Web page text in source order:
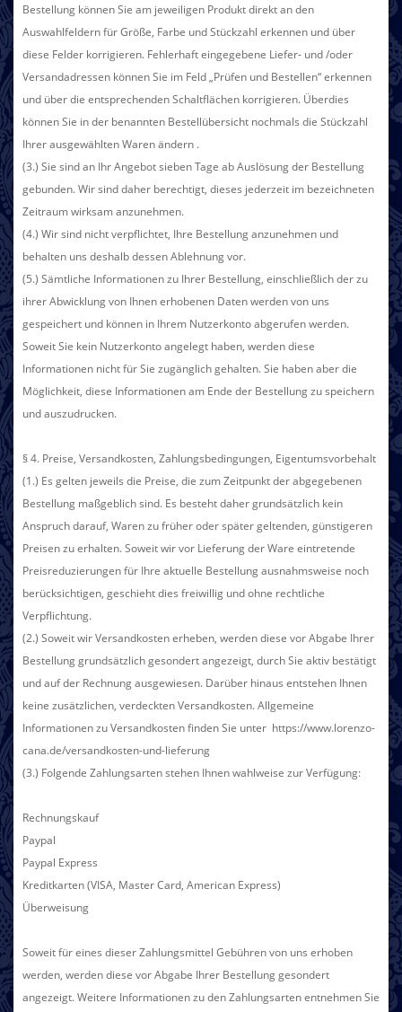
Bestellung können Sie am jeweiligen Produkt direkt an den
Auswahlfeldern für Größe, Farbe und Stückzahl erkennen und über
diese Felder korrigieren. Fehlerhaft eingegebene Liefer- und /oder
Versandadressen können Sie im Feld „Prüfen und Bestellen“ erkennen
und über die entsprechenden Schaltflächen korrigieren. Überdies
können Sie in der benannten Bestellübersicht nochmals die Stückzahl
Ihrer ausgewählten Waren ändern .
(3.) Sie sind an Ihr Angebot sieben Tage ab Auslösung der Bestellung
gebunden. Wir sind daher berechtigt, dieses jederzeit im bezeichneten
Zeitraum wirksam anzunehmen.
(4.) Wir sind nicht verpflichtet, Ihre Bestellung anzunehmen und
behalten uns deshalb dessen Ablehnung vor.
(5.) Sämtliche Informationen zu Ihrer Bestellung, einschließlich der zu
ihrer Abwicklung von Ihnen erhobenen Daten werden von uns
gespeichert und können in Ihrem Nutzerkonto abgerufen werden.
Soweit Sie kein Nutzerkonto angelegt haben, werden diese
Informationen nicht für Sie zugänglich gehalten. Sie haben aber die
Möglichkeit, diese Informationen am Ende der Bestellung zu speichern
und auszudrucken.
§ 4. Preise, Versandkosten, Zahlungsbedingungen, Eigentumsvorbehalt
(1.) Es gelten jeweils die Preise, die zum Zeitpunkt der abgegebenen
Bestellung maßgeblich sind. Es besteht daher grundsätzlich kein
Anspruch darauf, Waren zu früher oder später geltenden, günstigeren
Preisen zu erhalten. Soweit wir vor Lieferung der Ware eintretende
Preisreduzierungen für Ihre aktuelle Bestellung ausnahmsweise noch
berücksichtigen, geschieht dies freiwillig und ohne rechtliche
Verpflichtung.
(2.) Soweit wir Versandkosten erheben, werden diese vor Abgabe Ihrer
Bestellung grundsätzlich gesondert angezeigt, durch Sie aktiv bestätigt
und auf der Rechnung ausgewiesen. Darüber hinaus entstehen Ihnen
keine zusätzlichen, verdeckten Versandkosten. Allgemeine
Informationen zu Versandkosten finden Sie unter https://www.lorenzo-
cana.de/versandkosten-und-lieferung
(3.) Folgende Zahlungsartenstehen Ihnen wahlweise zur Verfügung:
Rechnungskauf
Paypal
Paypal Express
Kreditkarten (VISA, Master Card, American Express)
Überweisung
Soweit für eines dieser Zahlungsmittel Gebühren von uns erhoben
werden, werden diese vor Abgabe Ihrer Bestellung gesondert
angezeigt. Weitere Informationen zu den Zahlungsarten entnehmen Sie